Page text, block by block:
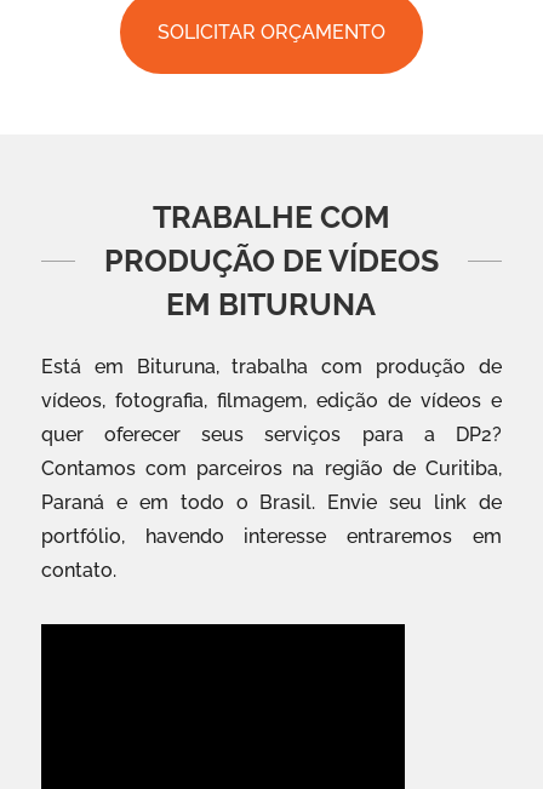
SOLICITAR ORÇAMENTO
TRABALHE COM
PRODUÇÃO DE VÍDEOS
EM BITURUNA
Está em Bituruna, trabalha com produção de
vídeos, fotografia, filmagem, edição de vídeos e
quer oferecer seus serviços para a DP2?
Contamos com parceiros na região de Curitiba,
Paraná e em todo o Brasil. Envie seu link de
portfólio, havendo interesse entraremos em
contato.